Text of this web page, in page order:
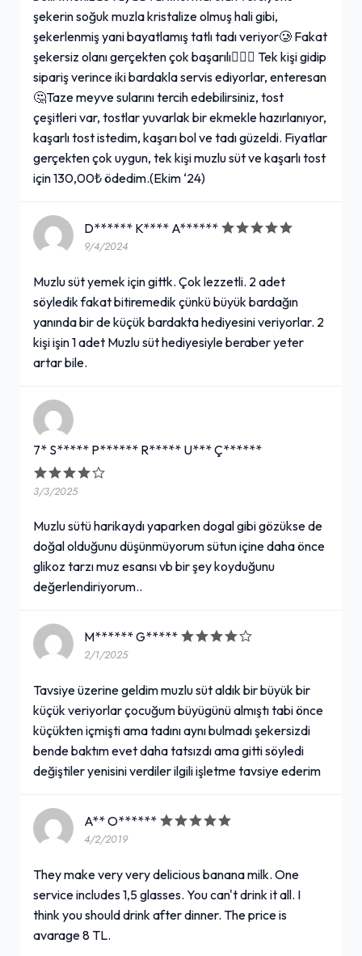
şekerin soğuk muzla kristalize olmuş hali gibi,
şekerlenmiş yani bayatlamış tatlı tadı veriyor🥲 Fakat
şekersiz olanı gerçekten çok başarılı👌🏻💯 Tek kişi gidip
sipariş verince iki bardakla servis ediyorlar, enteresan
🤔Taze meyve sularını tercih edebilirsiniz, tost
çeşitleri var, tostlar yuvarlak bir ekmekle hazırlanıyor,
kaşarlı tost istedim, kaşarı bol ve tadı güzeldi. Fiyatlar
gerçekten çok uygun, tek kişi muzlu süt ve kaşarlı tost
için 130,00₺ ödedim.(Ekim ‘24)
D****** K**** A******
9/4/2024
Muzlu süt yemek için gittk. Çok lezzetli. 2 adet
söyledik fakat bitiremedik çünkü büyük bardağın
yanında bir de küçük bardakta hediyesini veriyorlar. 2
kişi işin 1 adet Muzlu süt hediyesiyle beraber yeter
artar bile.
7* S***** P****** R***** U*** Ç******
3/3/2025
Muzlu sütü harikaydı yaparken dogal gibi gözükse de
doğal olduğunu düşünmüyorum sütun içine daha önce
glikoz tarzı muz esansı vb bir şey koyduğunu
değerlendiriyorum..
M****** G*****
2/1/2025
Tavsiye üzerine geldim muzlu süt aldık bir büyük bir
küçük veriyorlar çocuğum büyügünü almıştı tabi önce
küçükten içmişti ama tadını aynı bulmadı şekersizdi
bende baktım evet daha tatsızdı ama gitti söyledi
değiştiler yenisini verdiler ilgili işletme tavsiye ederim
A** O******
4/2/2019
They make very very delicious banana milk. One
service includes 1,5 glasses. You can't drink it all. I
think you should drink after dinner. The price is
avarage 8 TL.